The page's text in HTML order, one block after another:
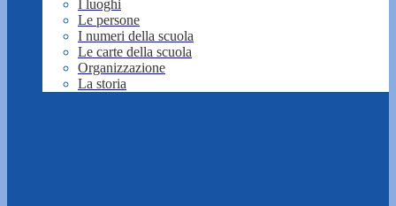
I luoghi
Le persone
I numeri della scuola
Le carte della scuola
Organizzazione
La storia